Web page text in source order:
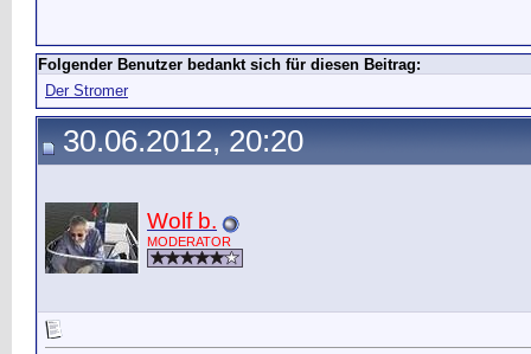
Folgender Benutzer bedankt sich für diesen Beitrag:
Der Stromer
30.06.2012, 20:20
Wolf b.
MODERATOR